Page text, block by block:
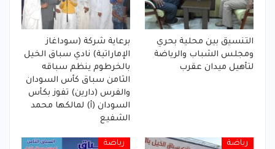
التنسيق بين محلية بحري
ومجلس الشباب والرياضة
لتأهيل ميدان عقرب
برعاية شركة (سوداغاز
الإماراتية) نادي سباق الخيل
بالخرطوم ينظم سباقه
الثامن سباق كأس السودان
والفرس (دارين) تفوز بكأس
السودان (أ) لمالكها محمد
الشفيع
رياضة رياضة